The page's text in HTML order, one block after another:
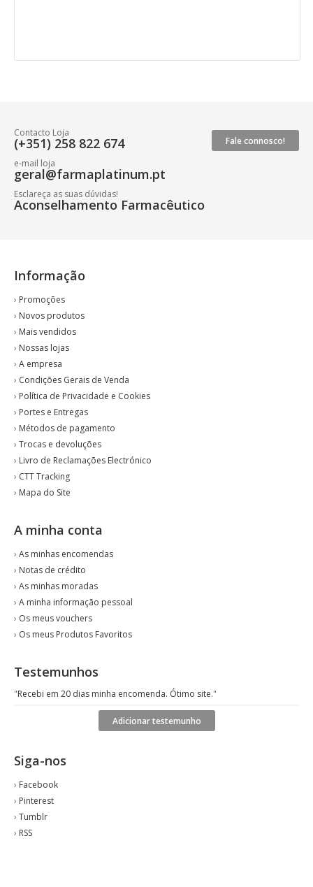
Fale connosco!
Contacto Loja
(+351) 258 822 674
e-mail loja
geral@farmaplatinum.pt
Esclareça as suas dúvidas!
Aconselhamento Farmacêutico
Informação
› Promoções
› Novos produtos
› Mais vendidos
› Nossas lojas
› A empresa
› Condições Gerais de Venda
› Política de Privacidade e Cookies
› Portes e Entregas
› Métodos de pagamento
› Trocas e devoluções
› Livro de Reclamações Electrónico
› CTT Tracking
› Mapa do Site
A minha conta
› As minhas encomendas
› Notas de crédito
› As minhas moradas
› A minha informação pessoal
› Os meus vouchers
› Os meus Produtos Favoritos
Testemunhos
"Recebi em 20 dias minha encomenda. Ótimo site."
Adicionar testemunho
Siga-nos
› Facebook
› Pinterest
› Tumblr
› RSS